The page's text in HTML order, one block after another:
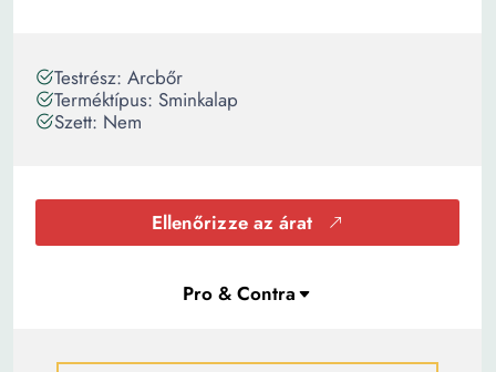
Testrész: Arcbőr
Terméktípus: Sminkalap
Szett: Nem
Ellenőrizze az árat